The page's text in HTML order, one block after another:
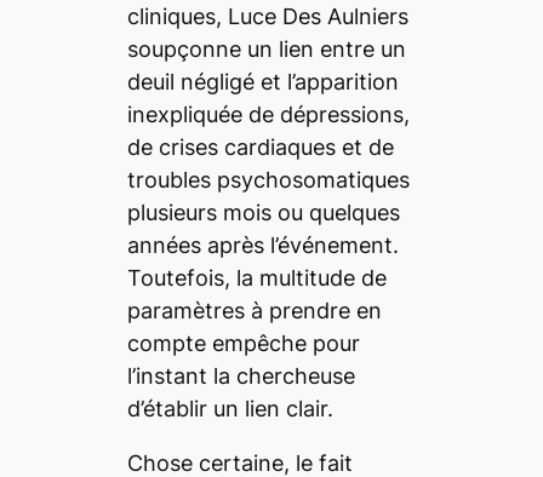
cliniques, Luce Des Aulniers
soupçonne un lien entre un
deuil négligé et l’apparition
inexpliquée de dépressions,
de crises cardiaques et de
troubles psychosomatiques
plusieurs mois ou quelques
années après l’événement.
Toutefois, la multitude de
paramètres à prendre en
compte empêche pour
l’instant la chercheuse
d’établir un lien clair.
Chose certaine, le fait